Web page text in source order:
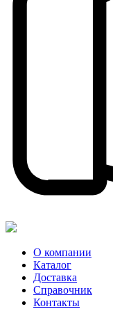
О компании
Каталог
Доставка
Справочник
Контакты